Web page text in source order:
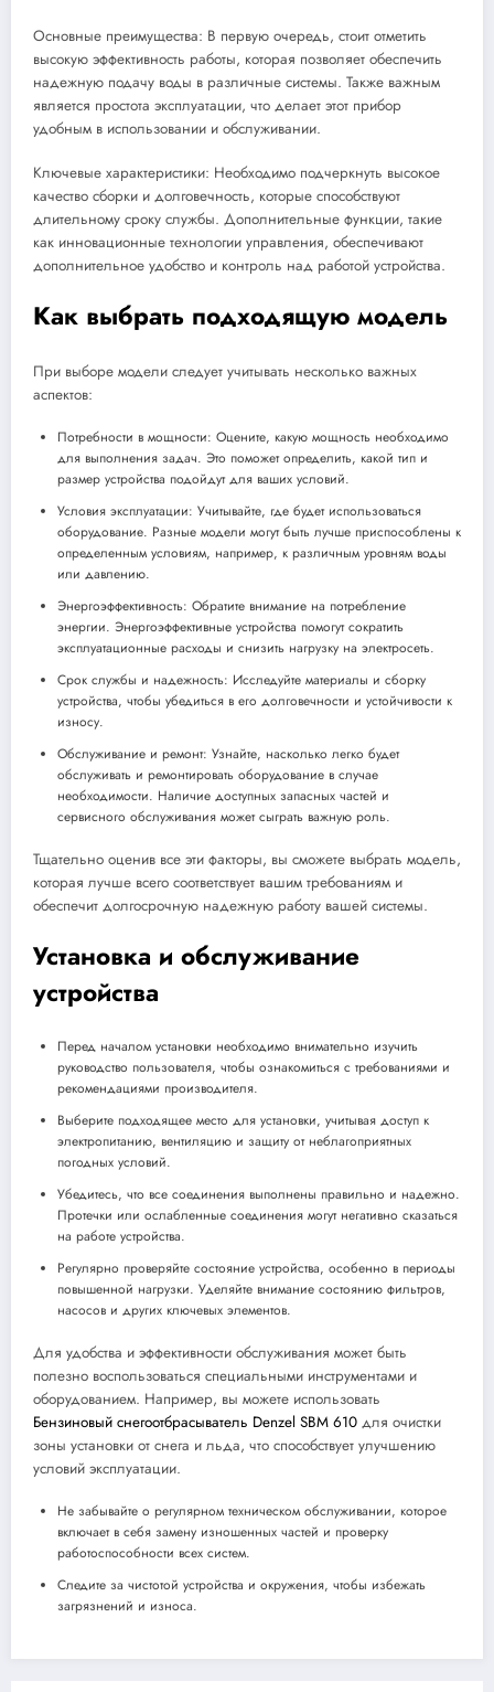
Основные преимущества: В первую очередь, стоит отметить
высокую эффективность работы, которая позволяет обеспечить
надежную подачу воды в различные системы. Также важным
является простота эксплуатации, что делает этот прибор
удобным в использовании и обслуживании.
Ключевые характеристики: Необходимо подчеркнуть высокое
качество сборки и долговечность, которые способствуют
длительному сроку службы. Дополнительные функции, такие
как инновационные технологии управления, обеспечивают
дополнительное удобство и контроль над работой устройства.
Как выбрать подходящую модель
При выборе модели следует учитывать несколько важных
аспектов:
Потребности в мощности: Оцените, какую мощность необходимо
для выполнения задач. Это поможет определить, какой тип и
размер устройства подойдут для ваших условий.
Условия эксплуатации: Учитывайте, где будет использоваться
оборудование. Разные модели могут быть лучше приспособлены к
определенным условиям, например, к различным уровням воды
или давлению.
Энергоэффективность: Обратите внимание на потребление
энергии. Энергоэффективные устройства помогут сократить
эксплуатационные расходы и снизить нагрузку на электросеть.
Срок службы и надежность: Исследуйте материалы и сборку
устройства, чтобы убедиться в его долговечности и устойчивости к
износу.
Обслуживание и ремонт: Узнайте, насколько легко будет
обслуживать и ремонтировать оборудование в случае
необходимости. Наличие доступных запасных частей и
сервисного обслуживания может сыграть важную роль.
Тщательно оценив все эти факторы, вы сможете выбрать модель,
которая лучше всего соответствует вашим требованиям и
обеспечит долгосрочную надежную работу вашей системы.
Установка и обслуживание
устройства
Перед началом установки необходимо внимательно изучить
руководство пользователя, чтобы ознакомиться с требованиями и
рекомендациями производителя.
Выберите подходящее место для установки, учитывая доступ к
электропитанию, вентиляцию и защиту от неблагоприятных
погодных условий.
Убедитесь, что все соединения выполнены правильно и надежно.
Протечки или ослабленные соединения могут негативно сказаться
на работе устройства.
Регулярно проверяйте состояние устройства, особенно в периоды
повышенной нагрузки. Уделяйте внимание состоянию фильтров,
насосов и других ключевых элементов.
Для удобства и эффективности обслуживания может быть
полезно воспользоваться специальными инструментами и
оборудованием. Например, вы можете использовать
Бензиновый снегоотбрасыватель Denzel SBM 610 для очистки
зоны установки от снега и льда, что способствует улучшению
условий эксплуатации.
Не забывайте о регулярном техническом обслуживании, которое
включает в себя замену изношенных частей и проверку
работоспособности всех систем.
Следите за чистотой устройства и окружения, чтобы избежать
загрязнений и износа.